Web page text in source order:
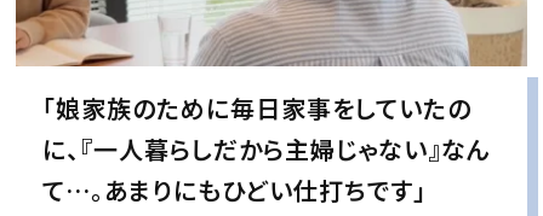
「娘家族のために毎日家事をしていたの
に、『一人暮らしだから主婦じゃない』なん
て…。あまりにもひどい仕打ちです」